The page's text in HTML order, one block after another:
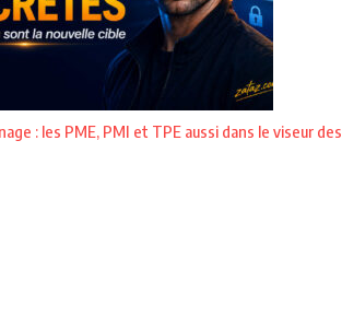
: les PME, PMI et TPE aussi dans le viseur des